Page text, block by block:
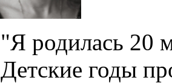
"Я родилась 20
Детские годы